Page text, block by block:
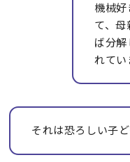
機械
て、
ば分
れてい
それは恐ろしい子